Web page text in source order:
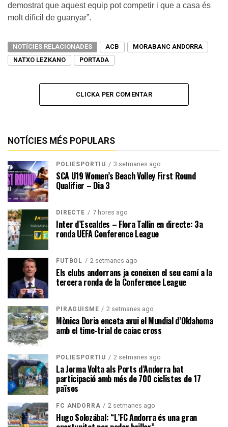
demostrat que aquest equip pot competir i que a casa és
molt difícil de guanyar”.
NOTÍCIES RELACIONADES ACB
MORABANC ANDORRA
NATXO LEZKANO
PORTADA
CLICKA PER COMENTAR
NOTÍCIES MÉS POPULARS
POLIESPORTIU 3 setmanes ago
SCA U19 Women’s Beach Volley First Round
Qualifier – Dia 3
DIRECTE 7 hores ago
Inter d’Escaldes – Flora Tallin en directe: 3a
ronda UEFA Conference League
FUTBOL 2 setmanes ago
Els clubs andorrans ja coneixen el seu camí a la
tercera ronda de la Conference League
PIRAGÜISME 2 setmanes ago
Mònica Doria enceta avui el Mundial d’Oklahoma
amb el time-trial de caiac cross
POLIESPORTIU 2 setmanes ago
La Jorma Volta als Ports d’Andorra bat
participació amb més de 700 ciclistes de 17
països
FC ANDORRA 2 setmanes ago
Hugo Solozábal: “L’FC Andorra és una gran